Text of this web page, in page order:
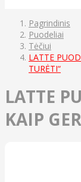
Pagrindinis
Puodeliai
Tėčiui
LATTE
TURĖTI“
LATTE
KAIP